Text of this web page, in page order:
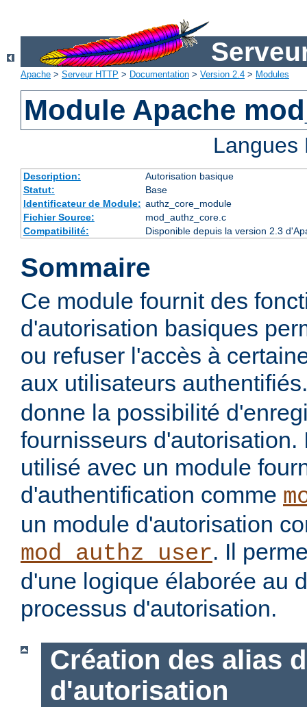
Apache > Serveur HTTP > Documentation > Version 2.4 > Modules
Module Apache
Description:
Autorisation basique
Statut:
Base
Identificateur de Module: authz_core_module
Fichier Source:
mod_authz_core.c
Compatibilité:
Disponible depuis la version 2.3
Sommaire
Ce module fournit des
d'autorisation basiques
ou refuser l'accès à
aux utilisateurs
donne la possibilité
fournisseurs d'autorisation.
utilisé avec un module
d'authentification comme
un module d'autorisation
mod_authz_user. Il
d'une logique élaborée au
processus d'autorisation.
Création des alias
d'autorisation